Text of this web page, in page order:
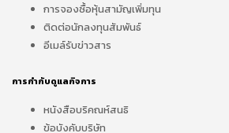
การจองซื้อหุ้นสามัญเพิ่มทุน
ติดต่อนักลงทุนสัมพันธ์
อีเมล์รับข่าวสาร
การกำกับดูแลกิจการ
หนังสือบริคณห์สนธิ
ข้อบังคับบริษัท